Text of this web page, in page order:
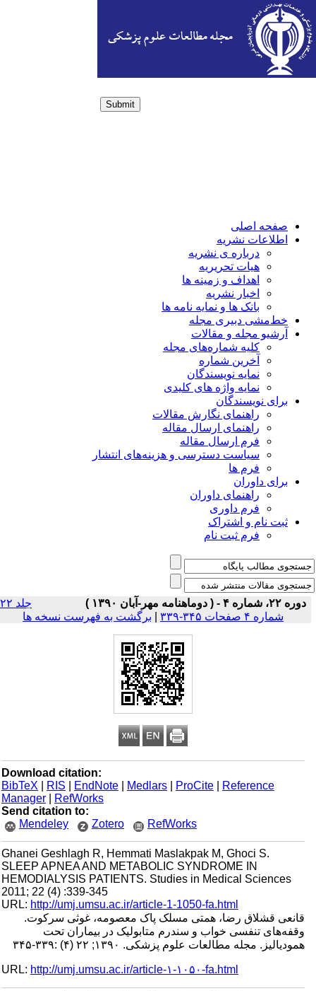
Submit
صفحه اصلی
اطلاعات نشریه
درباره ی نشریه
هیات تحریریه
اهداف و زمینه ها
اخبار نشریه
بانک ها و نمایه نامه ها
خط‌مشی دبیری مجله
آرشیو مجله و مقالات
کلیه شماره‌های مجله
آخرین شماره
نمایه نویسندگان
نمایه واژه های کلیدی
برای نویسندگان
راهنمای نگارش مقالات
راهنمای ارسال مقاله
فرم ارسال مقاله
سیاست دسترسی و هزینه‌های انتشار
فرم ها
برای داوران
راهنمای داوران
فرم داوری
ثبت نام و اشتراک
فرم ثبت نام
دوره ۲۲، شماره ۴ - ( دوماهنامه مهر-آبان ۱۳۹۰ )
جلد ۲۲
شماره ۴ صفحات ۳۴۵-۳۳۹
| برگشت به فهرست نسخه ها
Download citation:
BibTeX
| RIS |EndNote |Medlars |ProCite |Reference
Manager
|RefWorks
Send citation to:
Mendeley
Zotero RefWorks
Ghanei Geshlagh R, Hemmati Maslakpak M, Ghoci S.
SLEEP APNEA AND METABOLIC SYNDROME IN
HEMODIALYSIS PATIENTS. Studies in Medical Sciences
2011; 22 (4) :339-345
URL:http://umj.umsu.ac.ir/article-1-1050-fa.html
قانعی قشلاق رضا، همتی مسلک پاک معصومه، غوثی سرکوت.
وقفه‌های تنفسی خواب و سندرم متابولیک در بیماران تحت
همودیالیز. مجله مطالعات علوم پزشکی. ۱۳۹۰; ۲۲ (۴) :۳۳۹-۳۴۵
URL:http://umj.umsu.ac.ir/article-۱-۱۰۵۰-fa.html